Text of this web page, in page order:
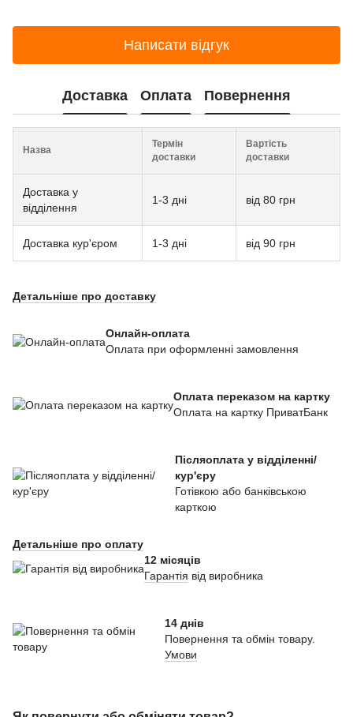
Написати відгук
Доставка Оплата Повернення
Назва
Термін
доставки
Вартість
доставки
Доставка у
відділення
1-3 дні від 80 грн
Доставка кур'єром 1-3 дні від 90 грн
Детальніше про доставку
Онлайн-оплата
Оплата при оформленні замовлення
Оплата переказом на картку
Оплата на картку ПриватБанк
Післяоплата у відділенні/
кур'єру
Готівкою або банківською
карткою
Детальніше про оплату
12 місяців
Гарантія від виробника
14 днів
Повернення та обмін товару.
Умови